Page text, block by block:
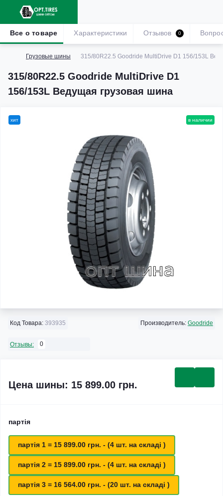
Грузовые шины 315/80R22.5 Goodride MultiDrive D1 156/153L
315/80R22.5 Goodride MultiDrive D1
156/153L Ведущая грузовая шина
Все о товаре Характеристики Отзывов 0
хит в наличии
Код Товара: 393935 Производитель: Goodride
Отзывы: 0
Цена шины: 15 899.00 грн.
партія
партія 1 = 15 899.00 грн. - (4 шт. на складі )
партія 2 = 15 899.00 грн. - (4 шт. на складі )
партія 3 = 16 564.00 грн. - (20 шт. на складі )